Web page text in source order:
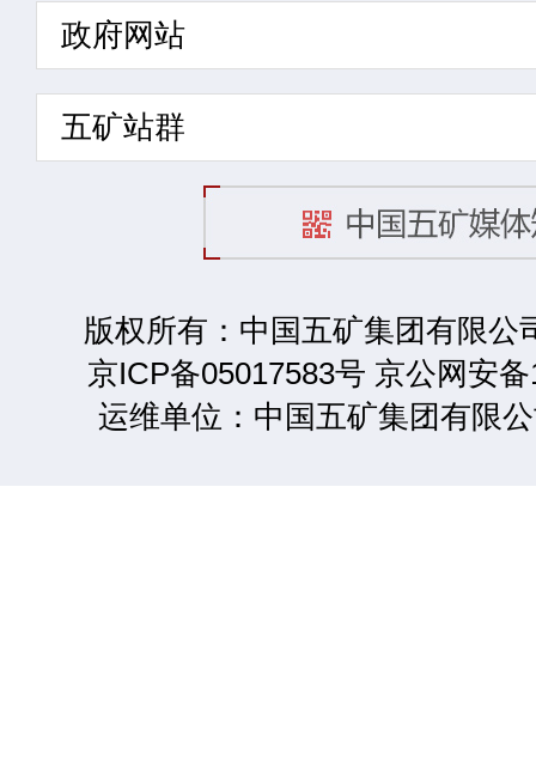
政府网站
五矿站群
版权所有：中国五矿集团有限公
京ICP备05017583号 京公网安
运维单位：中国五矿集团有限